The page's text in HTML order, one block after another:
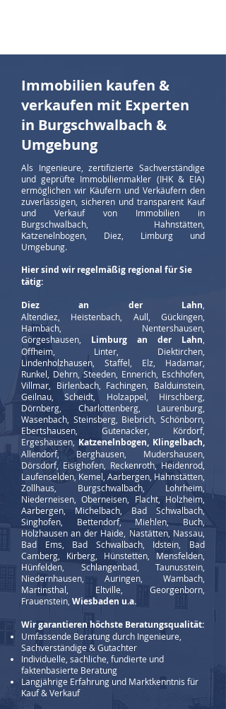
Immobilien kaufen &
verkaufen mit Experten
in Burgschwalbach &
Umgebung
Als Ingenieure, zertifizierte Sachverständige
und geprüfte Immobilienmakler (IHK & EIA)
ermöglichen wir Käufern und Verkäufern den
zuverlässigen, sicheren und transparent Kauf
und Verkauf von Immobilien in
Burgschwalbach, Hahnstätten,
Katzenelnbogen, Diez, Limburg und
Umgebung.
​Hier sind wir regelmäßig regional für Sie
tätig:
Diez an der Lahn
Altendiez, Heistenbach, Aull, Gückingen,
Hambach, Nentershausen,
Görgeshausen, Limburg an der Lahn
Offheim, Linter, Diektirchen,
Lindenholzhausen, Staffel, Elz, Hadamar,
Runkel, Dehrn, Steeden, Ennerich, Eschhofen,
Villmar, Birlenbach, Fachingen, Balduinstein,
Geilnau, Scheidt, Holzappel, Hirschberg,
Dörnberg, Charlottenberg, Laurenburg,
Wasenbach, Steinsberg, Biebrich, Schönborn,
Ebertshausen, Gutenacker, Kördorf,
Ergeshausen, Katzenelnbogen, Klingelbach,
Allendorf, Berghausen, Mudershausen,
Dörsdorf, Eisighofen, Reckenroth, Heidenrod,
Laufenselden, Kemel, Aarbergen, Hahnstätten,
Zollhaus, Burgschwalbach, Lohrheim,
Niederneisen, Oberneisen, Flacht, Holzheim,
Aarbergen, Michelbach, Bad Schwalbach,
Singhofen, Bettendorf, Miehlen, Buch,
Holzhausen an der Haide, Nastätten, Nassau,
Bad Ems, Bad Schwalbach, Idstein, Bad
Camberg, Kirberg, Hünstetten, Mensfelden,
Hünfelden, Schlangenbad, Taunusstein,
Niedernhausen, Auringen, Wambach,
Martinsthal, Eltville, Georgenborn,
Frauenstein, Wiesbaden u.a.
Wir garantieren höchste Beratungsqualität:
Umfassende Beratung durch Ingenieure,
Sachverständige & Gutachter
Individuelle, sachliche, fundierte und
faktenbasierte Beratung
Langjährige Erfahrung und Marktkenntnis für
Kauf & Verkauf